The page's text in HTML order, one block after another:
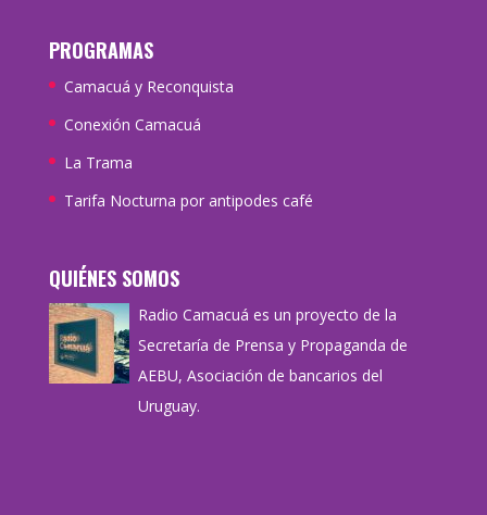
PROGRAMAS
Camacuá y Reconquista
Conexión Camacuá
La Trama
Tarifa Nocturna por antipodes café
QUIÉNES SOMOS
Radio Camacuá es un proyecto de la
Secretaría de Prensa y Propaganda de
AEBU, Asociación de bancarios del
Uruguay.